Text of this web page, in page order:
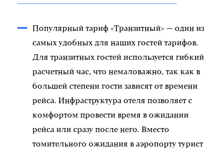
Популярный тариф «Транзитный» — один из
самых удобных для наших гостей тарифов.
Для транзитных гостей используется гибкий
расчетный час, что немаловажно, так как в
большей степени гости зависят от времени
рейса. Инфраструктура отеля позволяет с
комфортом провести время в ожидании
рейса или сразу после него. Вместо
томительного ожидания в аэропорту турист